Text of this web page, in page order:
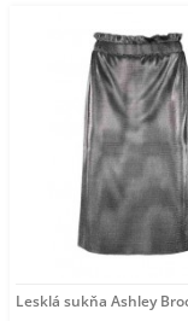
Lesklá sukňa Ashley